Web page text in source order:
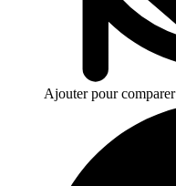
Ajouter pour comparer